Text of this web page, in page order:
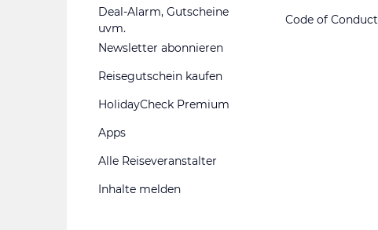
Deal-Alarm, Gutscheine
uvm.
Newsletter abonnieren
Reisegutschein kaufen
HolidayCheck Premium
Apps
Alle Reiseveranstalter
Inhalte melden
Code of Conduct